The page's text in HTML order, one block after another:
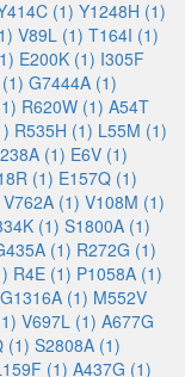
(1) Y1248H (1)
V89L (1) T164I (1)
E200K (1) I305F
G7444A (1)
R620W (1) A54T
R535H (1) L55M (1)
(1) E6V (1)
(1) E157Q (1)
V762A (1) V108M (1)
(1) S1800A (1)
(1) R272G (1)
R4E (1) P1058A (1)
G1316A (1) M552V
V697L (1) A677G
(1) S2808A (1)
(1) A437G (1)